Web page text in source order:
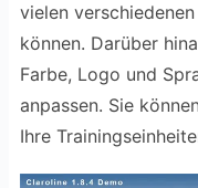
vielen
können. Darüber
Farbe, Logo und
anpassen. Sie
Ihre